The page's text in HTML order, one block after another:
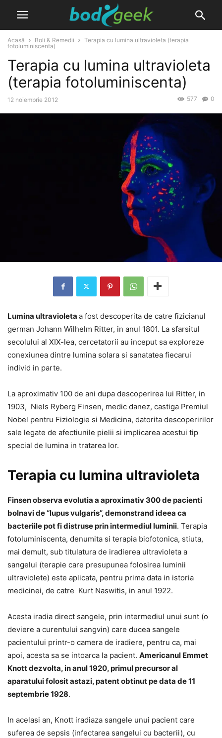
Acasă Boli & Remedii
Terapia cu lumina ultravioleta (terapia
fotoluminiscenta)
Terapia cu lumina ultravioleta
(terapia fotoluminiscenta)
12 noiembrie 2012 0
577
Lumina ultravioleta a fost descoperita de catre fizicianul
german Johann Wilhelm Ritter, in anul 1801. La sfarsitul
secolului al XIX-lea, cercetatorii au inceput sa exploreze
conexiunea dintre lumina solara si sanatatea fiecarui
individ in parte.
La aproximativ 100 de ani dupa descoperirea lui Ritter, in
1903, Niels Ryberg Finsen, medic danez, castiga Premiul
Nobel pentru Fiziologie si Medicina, datorita descoperirilor
sale legate de afectiunile pielii si implicarea acestui tip
special de lumina in tratarea lor.
Terapia cu lumina ultravioleta
Finsen observa evolutia a aproximativ 300 de pacienti
bolnavi de “lupus vulgaris”, demonstrand ideea ca
bacteriile pot fi distruse prin intermediul luminii. Terapia
fotoluminiscenta, denumita si terapia biofotonica, stiuta,
mai demult, sub titulatura de iradierea ultravioleta a
sangelui (terapie care presupunea folosirea luminii
ultraviolete) este aplicata, pentru prima data in istoria
medicinei, de catre Kurt Naswitis, in anul 1922.
Acesta iradia direct sangele, prin intermediul unui sunt (o
deviere a curentului sangvin) care ducea sangele
pacientului printr-o camera de iradiere, pentru ca, mai
apoi, acesta sa se intoarca la pacient. Americanul Emmet
Knott dezvolta, in anul 1920, primul precursor al
aparatului folosit astazi, patent obtinut pe data de 11
septembrie 1928.
In acelasi an, Knott iradiaza sangele unui pacient care
suferea de sepsis (infectarea sangelui cu bacterii), cu